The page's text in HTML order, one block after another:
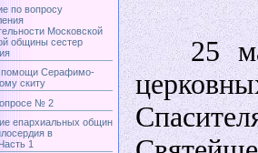
по вопросу
Московской
общины сестер
помощи Серафимо-
скиту
№ 2
епархиальных общин
в
1
25 мая